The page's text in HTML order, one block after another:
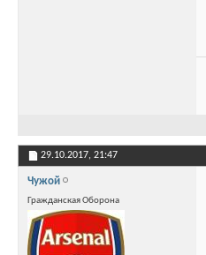
29.10.2017, 21:47
Чужой
Гражданская Оборона